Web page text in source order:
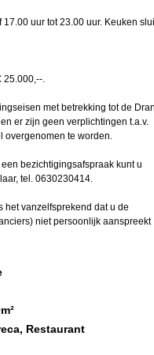
uur tot 23.00 uur. Keuken
25.000,--.
met betrekking tot de
er zijn geen verplichtingen t.a.v.
overgenomen te worden.
bezichtigingsafspraak kunt u
tel. 0630230414.
het vanzelfsprekend dat u de
niet persoonlijk aanspreekt
Restaurant